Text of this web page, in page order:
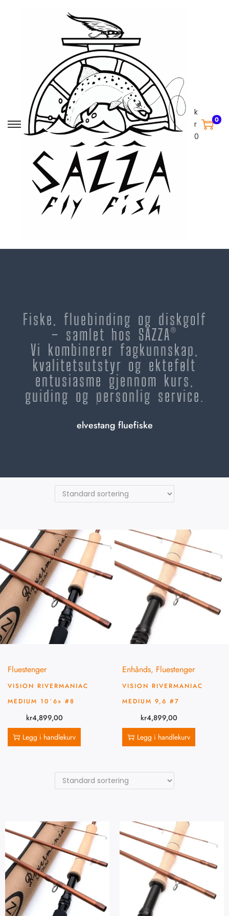
k
r
0
0
Fiske, fluebinding og diskgolf
– samlet hos SAZZA®
Vi kombinerer fagkunnskap,
kvalitetsutstyr og ektefølt
entusiasme gjennom kurs,
guiding og personlig service.
elvestang fluefiske
Fluestenger
VISION RIVERMANIAC
MEDIUM 10´6» #8
kr4,899,00
Legg i handlekurv
Enhånds, Fluestenger
VISION RIVERMANIAC
MEDIUM 9,6 #7
kr4,899,00
Legg i handlekurv